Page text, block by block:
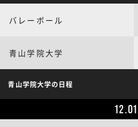
バレーボール
青山学院大学
青山学院大学の日程
12.01